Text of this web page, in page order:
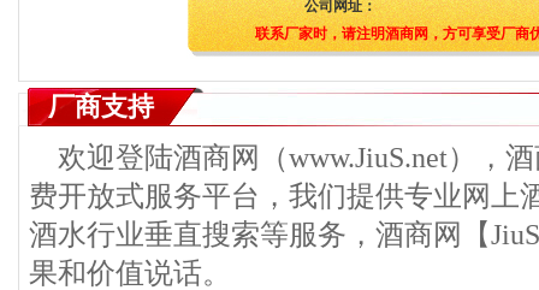
公司网址：
联系厂家时，请注明酒商网，方可享受厂商
厂商支持
欢迎登陆酒商网（www.JiuS.net），
费开放式服务平台，我们提供专业网上
酒水行业垂直搜索等服务，酒商网【
果和价值说话。